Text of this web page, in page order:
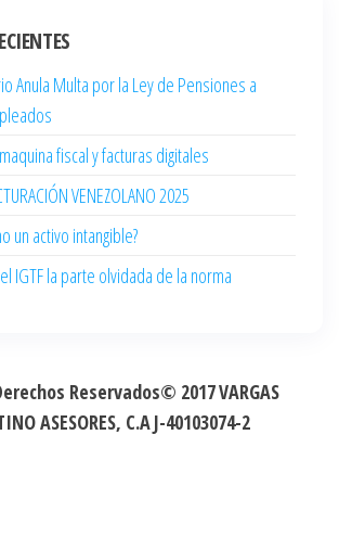
Anula Multa por la Ley de Pensiones a
fiscal y facturas digitales
VENEZOLANO 2025
un activo intangible?
IGTF la parte olvidada de la norma
Reservados© 2017VARGAS
ASESORES, C.AJ-40103074-2